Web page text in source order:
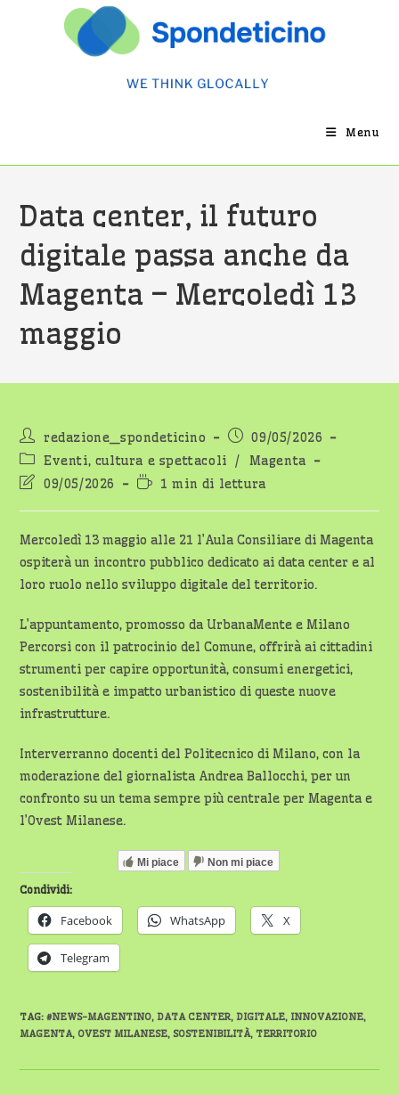
Menu
Data center, il futuro
digitale passa anche da
Magenta – Mercoledì 13
maggio
Autore
dell'articolo:
redazione_spondeticino
Articolo
pubblicato:
09/05/2026
Categoria
dell'articolo:
Eventi, cultura e spettacoli /
Magenta
Ultima
dell'articolo:
09/05/2026
Tempo
lettura:
1 min di lettura
Mercoledì 13 maggio alle 21 l’Aula Consiliare di Magenta
ospiterà un incontro pubblico dedicato ai data center e al
loro ruolo nello sviluppo digitale del territorio.
L’appuntamento, promosso da UrbanaMente e Milano
Percorsi con il patrocinio del Comune, offrirà ai cittadini
strumenti per capire opportunità, consumi energetici,
sostenibilità e impatto urbanistico di queste nuove
infrastrutture.
Interverranno docenti del Politecnico di Milano, con la
moderazione del giornalista Andrea Ballocchi, per un
confronto su un tema sempre più centrale per Magenta e
l’Ovest Milanese.
Mi piace Non mi piace
Condividi:
Facebook WhatsApp X
Telegram
TAG:#NEWS-MAGENTINO, DATA CENTER, DIGITALE, INNOVAZIONE,
MAGENTA, OVEST MILANESE, SOSTENIBILITÀ, TERRITORIO